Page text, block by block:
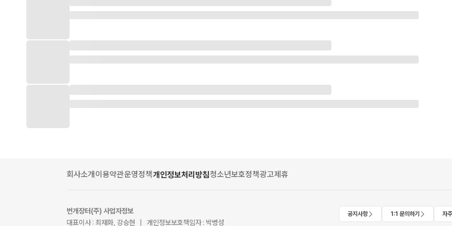
회사소개 이용약관운영정책개인정보처리방침청소년보호정책광고제휴
번개장터(주) 사업자정보
대표이사 : 최재화, 강승현 | 개인정보보호책임자 : 박병성
공지사항 1:1 문의하기 자